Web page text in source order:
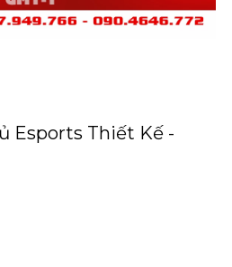
Esports Thiết Kế -